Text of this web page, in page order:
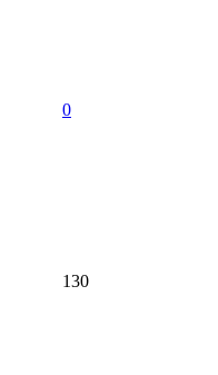
0
130